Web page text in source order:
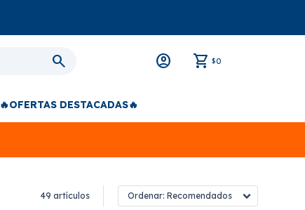
$0
🔥OFERTAS DESTACADAS🔥
49 artículos Recomendados